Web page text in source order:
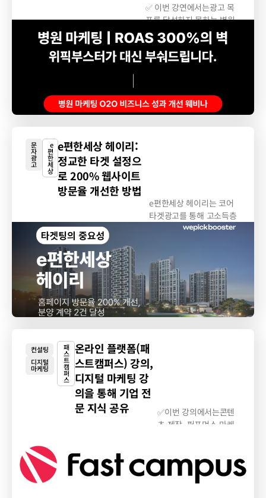
✅ 이번 강연에서는광고 목
표를 달성하지 못하는 병원
원장님,...
문
자
광
고
e
편
한
세
상
e편한세상 헤이리:
정교한 타겟 설정으
로 200% 웹사이트
방문율 개선한 방법
e편한세상 헤이리는 코어
타겟광고를 통해 고소득층
을 정확히 타겟팅하여 맞춤
컨설팅
디지털
마케팅
패
스
트
캠
퍼
스
온라인 플랫폼(패
스트캠퍼스) 강의,
디지털 마케팅 강
의을 통해 기업 전
문 지식 공유
✅이번 강의에서는콘텐
츠 제작, 퍼포먼스 마케